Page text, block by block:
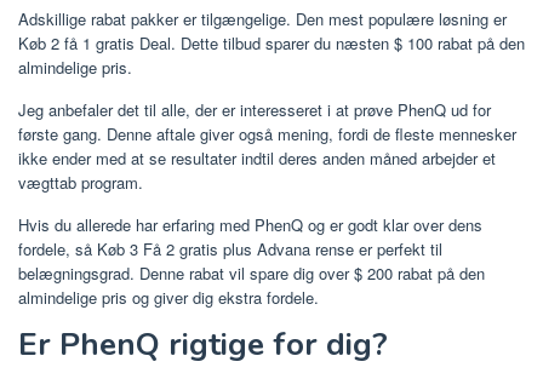
Adskillige rabat pakker er tilgængelige. Den mest populære løsning er
Køb 2 få 1 gratis Deal. Dette tilbud sparer du næsten $ 100 rabat på den
almindelige pris.
Jeg anbefaler det til alle, der er interesseret i at prøve PhenQ ud for
første gang. Denne aftale giver også mening, fordi de fleste mennesker
ikke ender med at se resultater indtil deres anden måned arbejder et
vægttab program.
Hvis du allerede har erfaring med PhenQ og er godt klar over dens
fordele, så Køb 3 Få 2 gratis plus Advana rense er perfekt til
belægningsgrad. Denne rabat vil spare dig over $ 200 rabat på den
almindelige pris og giver dig ekstra fordele.
Er PhenQ rigtige for dig?